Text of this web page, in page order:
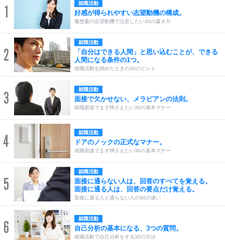
1 就職活動
好感が得られやすい志望動機の構成。
履歴書の志望動機で注意したい30の書き方
2
就職活動
「自分はできる人間」と思い込むことが、できる
人間になる条件の1つ。
就職活動を諦めたときの30のヒント
3 就職活動
面接で欠かせない、メラビアンの法則。
就職面接でまず押さえたい30の基本マナー
4 就職活動
ドアのノックの正式なマナー。
就職面接でまず押さえたい30の基本マナー
5
就職活動
面接に通らない人は、回答のすべてを覚える。
面接に通る人は、回答の要点だけ覚える。
面接に通る人と通らない人の30の違い
6 就職活動
自己分析の基本になる、3つの質問。
就職活動で自己分析をする30の方法